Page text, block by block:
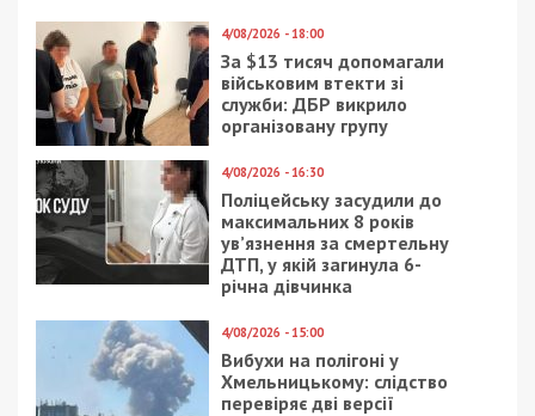
4/08/2026 - 18:00
За $13 тисяч допомагали
військовим втекти зі
служби: ДБР викрило
організовану групу
4/08/2026 - 16:30
Поліцейську засудили до
максимальних 8 років
ув’язнення за смертельну
ДТП, у якій загинула 6-
річна дівчинка
4/08/2026 - 15:00
Вибухи на полігоні у
Хмельницькому: слідство
перевіряє дві версії